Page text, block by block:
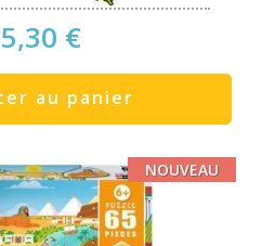
€
au panier
NOUVEAU